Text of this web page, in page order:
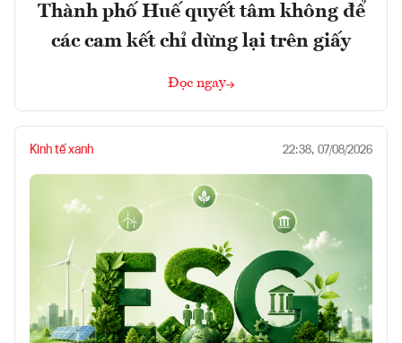
Thành phố Huế quyết tâm không để
các cam kết chỉ dừng lại trên giấy
Đọc ngay
Kinh tế xanh 22:38, 07/08/2026